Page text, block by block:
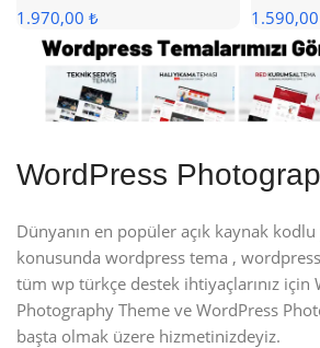
1.970,00 ₺
WordPress
Dünyanın en popüler açık kaynak kodlu
konusunda wordpress tema ,
tüm wp türkçe destek ihtiyaçlarınız için
Photography Theme ve WordPress
başta olmak üzere hizmetinizdeyiz.